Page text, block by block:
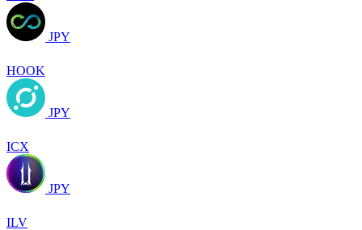
JPY
HOOK
JPY
ICX
JPY
ILV